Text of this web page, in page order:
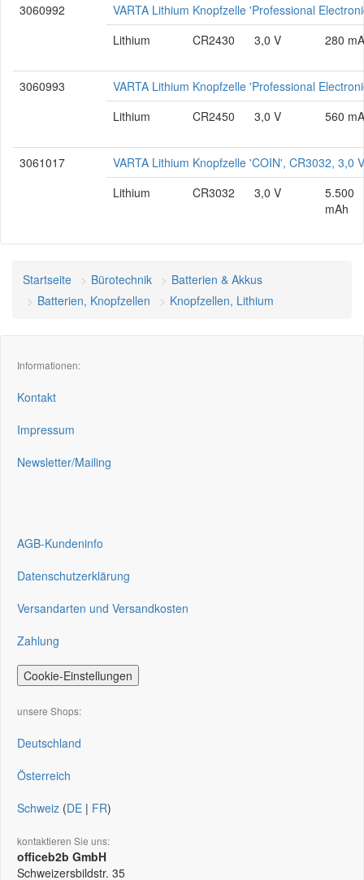
3060992
VARTA Lithium Knopfzelle 'Professional
Lithium
CR2430 3,0 V 280
3060993
VARTA Lithium Knopfzelle 'Professional
Lithium
CR2450 3,0 V 560
3061017
VARTA Lithium Knopfzelle 'COIN', CR3032, 3,0
Lithium
CR3032 3,0 V
5.500
mAh
Startseite Bürotechnik
Batterien & Akkus
Batterien, Knopfzellen
Knopfzellen, Lithium
Informationen:
Kontakt
Impressum
Newsletter/Mailing
AGB-Kundeninfo
Datenschutzerklärung
Versandarten und Versandkosten
Zahlung
Cookie-Einstellungen
unsere Shops:
Deutschland
Österreich
Schweiz (DE | FR)
kontaktieren Sie uns:
officeb2b GmbH
Schweizersbildstr. 35